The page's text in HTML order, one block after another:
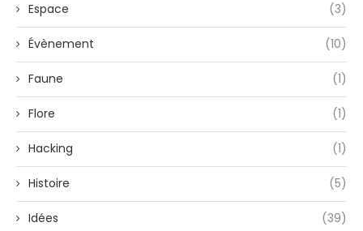
Espace (3)
Évènement (10)
Faune (1)
Flore (1)
Hacking (1)
Histoire (5)
Idées (39)